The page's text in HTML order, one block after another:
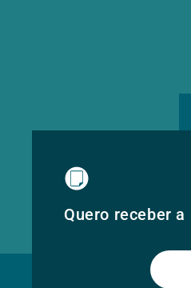
Quero receber